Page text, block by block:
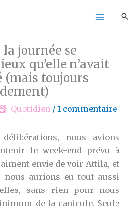
la journée se
qu’elle n’avait
(mais toujours
Quotidien/ 1 commentaire
nous avions
le week-end prévu à
envie de voir Attila, et
nous aurions eu tout aussi
sans rien pour nous
de la canicule. Seule